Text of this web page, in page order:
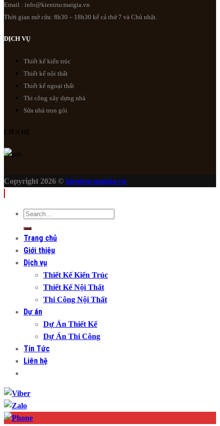
Email : info@kientrucmaigia.vn
Thời gian mở cửa: 8h30 – 18h30 kể cả thứ 7 và Chủ nhật.
DỊCH VỤ
Thiết kế kiến trúc
Thiết kế nội thất
Thiết kế ngoại thất
Thi công xây dựng nhà
Sửa nhà trọn gói
LIÊN HỆ
Copyright 2026 © kientrucmaigia.vn
Trang chủ
Giới thiệu
Dịch vụ
Thiết Kế Kiến Trúc
Thiết Kế Nội Thất
Thi Công Nội Thất
Dự án
Dự Án Thiết Kế
Dự Án Thi Công
Tin Tức
Liên hệ